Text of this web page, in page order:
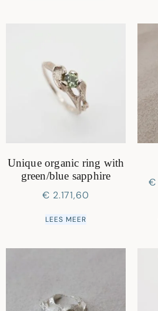
Unique organic ring with
green/blue sapphire
€ 2.171,60
LEES MEER
€